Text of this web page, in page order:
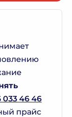
033 46 46
прайс